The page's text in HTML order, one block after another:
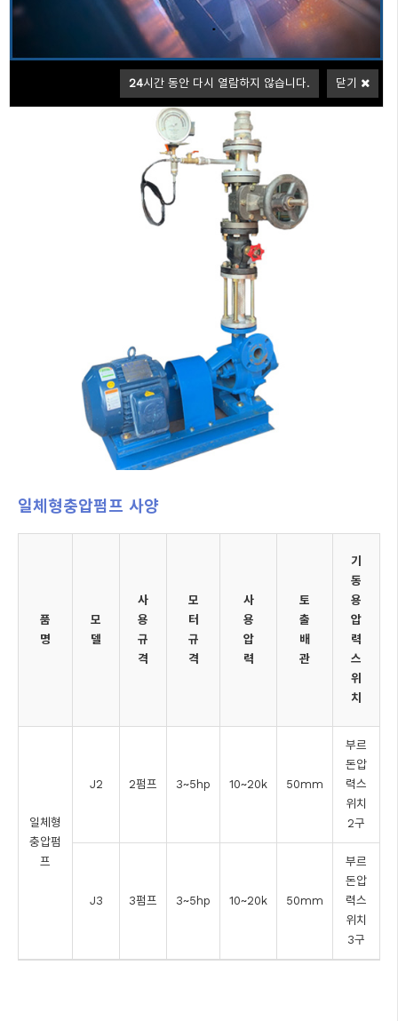
24시간 동안 다시 열람하지 않습니다. 닫기
일체형충압펌프는 토출배관에 밸브와 함께 주펌프, 예비펌프, 충압펌프 등
각 펌프를 기동시키는 부르돈 압력스위치가 설치되어있는 보조펌프이다.
일체형충압펌프 사양
품
명
모
델
사
용
규
격
모
터
규
격
사
용
압
력
토
출
배
관
기
동
용
압
력
스
위
치
일체형
충압펌
프
J2 2펌프 3~5hp 10~20k 50mm
부르
돈압
력스
위치
2구
J3 3펌프 3~5hp 10~20k 50mm
부르
돈압
력스
위치
3구